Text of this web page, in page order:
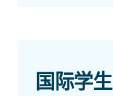
国际学生